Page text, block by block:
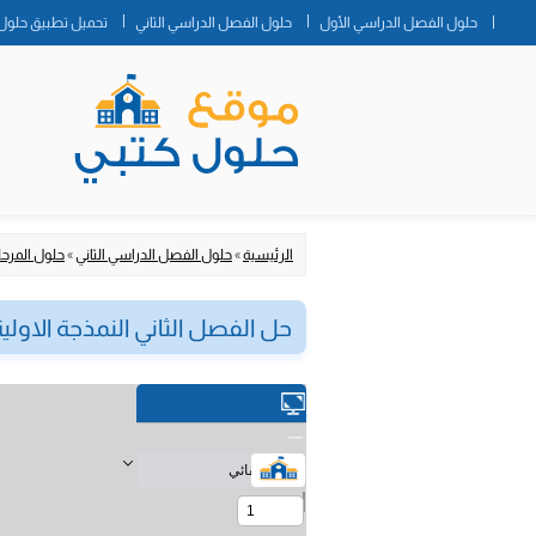
حلول الفصل الدراسي الأول حلول الفصل الدراسي الثاني تحميل تطبيق
الرئيسية»حلول الفصل الدراسي الثاني»حلول
حل الفصل الثاني النمذجة